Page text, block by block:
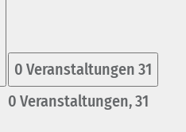
0 Veranstaltungen 31
0 Veranstaltungen,31